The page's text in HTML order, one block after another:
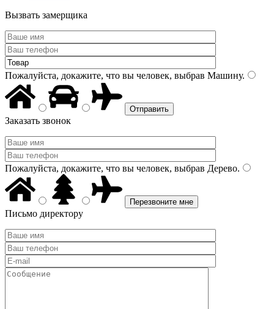
Вызвать замерщика
Пожалуйста, докажите, что вы человек, выбрав Машину.
Заказать звонок
Пожалуйста, докажите, что вы человек, выбрав Дерево.
Письмо директору